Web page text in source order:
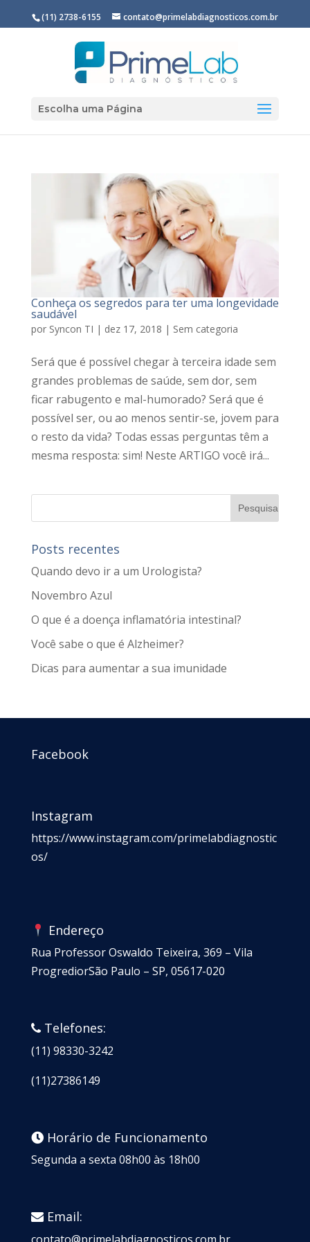
(11) 2738-6155 contato@primelabdiagnosticos.com.br
Escolha uma Página
Conheça os segredos para ter uma longevidade
saudável
por Syncon TI | dez 17, 2018 | Sem categoria
Será que é possível chegar à terceira idade sem
grandes problemas de saúde, sem dor, sem
ficar rabugento e mal-humorado? Será que é
possível ser, ou ao menos sentir-se, jovem para
o resto da vida? Todas essas perguntas têm a
mesma resposta: sim! Neste ARTIGO você irá...
Posts recentes
Quando devo ir a um Urologista?
Novembro Azul
O que é a doença inflamatória intestinal?
Você sabe o que é Alzheimer?
Dicas para aumentar a sua imunidade
Facebook
Instagram
https://www.instagram.com/primelabdiagnostic
os/
Endereço
Rua Professor Oswaldo Teixeira, 369 – Vila
ProgrediorSão Paulo – SP, 05617-020
Telefones:
(11) 98330-3242
(11)27386149
Horário de Funcionamento
Segunda a sexta 08h00 às 18h00
Email: